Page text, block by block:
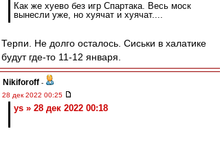
Как же хуево без игр Спартака. Весь моск
вынесли уже, но хуячат и хуячат....
Терпи. Не долго осталось. Сиськи в халатике
будут где-то 11-12 января.
Nikiforoff -
28 дек 2022 00:25
ys » 28 дек 2022 00:18